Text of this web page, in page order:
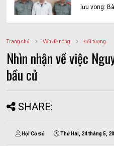
lưu vong:
Trang chủ Vấn đề nóng Đối tượng
Nhìn nhận về việc
bầu cử
SHARE:
Hội Cờ Đỏ Thứ Hai, 24 tháng 5,